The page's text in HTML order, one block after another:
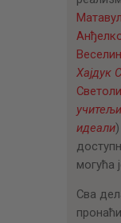
Хајдук
идеали
могућа
Сва
пронаћи